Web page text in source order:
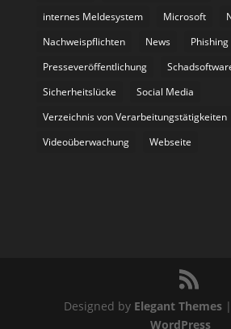
internes Meldesystem
Microsoft
Nachweispflichten
News Phishing
Presseveröffentlichung
Sicherheitslücke
Social Media
Verzeichnis von Verarbeitungstätigkeiten
Videoüberwachung
Webseite
Designed by Elegant Themes|
WordPress